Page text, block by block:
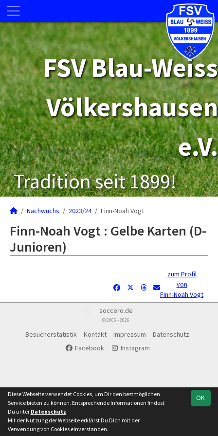
FSV Blau-Weiss
Völkershausen
e.V.
Tradition seit 1899!
Nachwuchs 2023/24 Finn-Noah Vogt
Finn-Noah Vogt : Gelbe Karten (D-
Junioren)
zum Profil
von
Finn-Noah Vogt
soccero.de
© 2006 - 2026
Besucherstatistik Kontakt Impressum
Datenschutz
Facebook
Instagram
OK
Diese Webseite verwendet Cookies, um Dir den bestmöglichen
Service bieten zu können. Entsprechende Informationen findest
Du unter Datenschutz.
Mit der Nutzung der Webseite erklärst Du Dich mit der
Verwendung von Cookies einverstanden.